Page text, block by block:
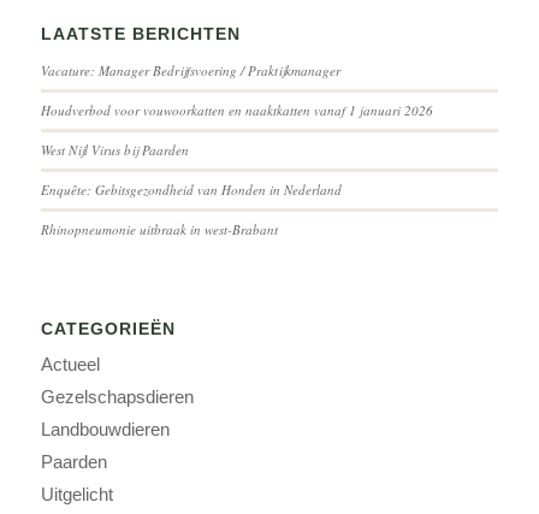
LAATSTE BERICHTEN
Vacature: Manager Bedrijfsvoering / Praktijkmanager
Houdverbod voor vouwoorkatten en naaktkatten vanaf 1 januari 2026
West Nijl Virus bij Paarden
Enquête: Gebitsgezondheid van Honden in Nederland
Rhinopneumonie uitbraak in west-Brabant
CATEGORIEËN
Actueel
Gezelschapsdieren
Landbouwdieren
Paarden
Uitgelicht